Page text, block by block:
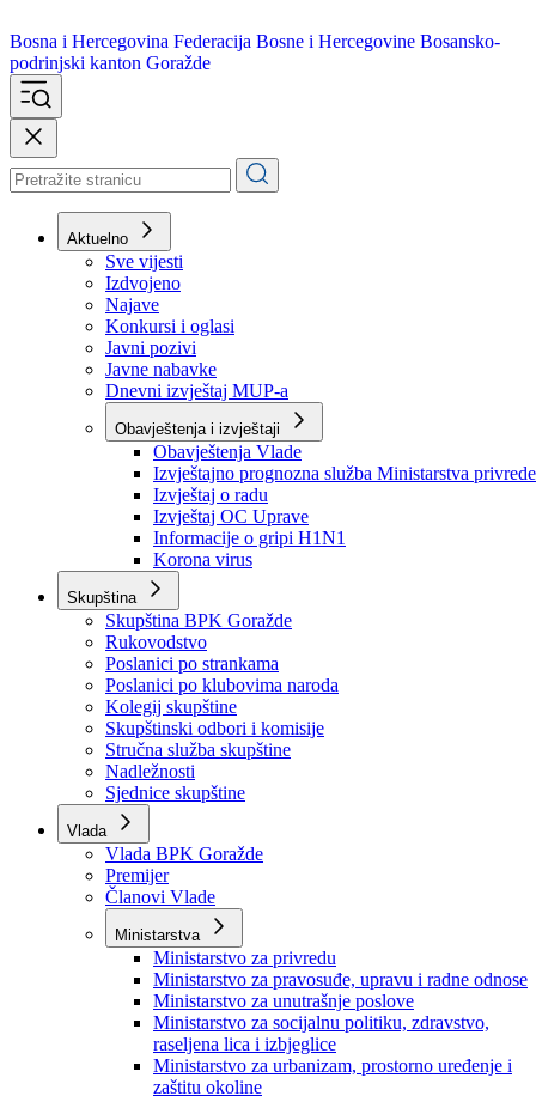
Bosna i Hercegovina
podrinjski kanton Goražde
Aktuelno
Sve vijesti
Izdvojeno
Najave
Konkursi i oglasi
Javni pozivi
Javne nabavke
Dnevni izvještaj MUP-a
Obavještenja i izvještaji
Obavještenja Vlade
Izvještajno prognozna služba Ministarstva privrede
Izvještaj o radu
Izvještaj OC Uprave
Informacije o gripi H1N1
Korona virus
Skupština
Skupština BPK Goražde
Rukovodstvo
Poslanici po strankama
Poslanici po klubovima naroda
Kolegij skupštine
Skupštinski odbori i komisije
Stručna služba skupštine
Nadležnosti
Sjednice skupštine
Vlada
Vlada BPK Goražde
Premijer
Članovi Vlade
Ministarstva
Ministarstvo za privredu
Ministarstvo za pravosuđe, upravu i radne odnose
Ministarstvo za unutrašnje poslove
Ministarstvo za socijalnu politiku, zdravstvo,